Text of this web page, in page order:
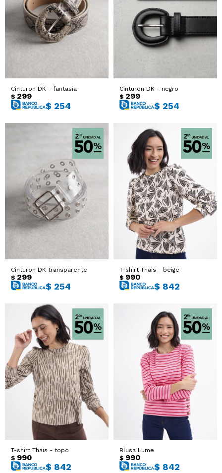
Cinturon DK - fantasia
$ 299
$ 254
Cinturon DK - negro
$ 299
$ 254
Cinturon DK transparente
$ 299
$ 254
T-shirt Thais - beige
$ 990
$ 842
T-shirt Thais - topo
$ 990
$ 842
Blusa Lume
$ 990
$ 842